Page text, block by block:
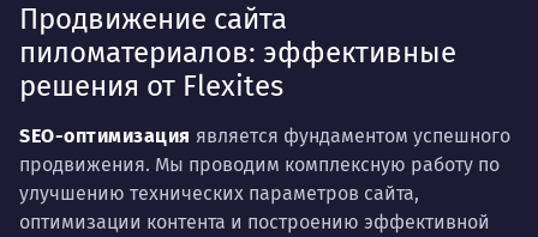
Продвижение сайта
пиломатериалов: эффективные
решения от Flexites
SEO-оптимизация является фундаментом успешного
продвижения. Мы проводим комплексную работу по
улучшению технических параметров сайта,
оптимизации контента и построению эффективной